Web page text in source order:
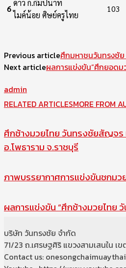
6
ดาว ก.กัมปนาท
103
ไมค์น้อย ศิษย์ครูไทย
Previous articleศึกมหาชนวันทรงชั
Next articleผลการแข่งขัน”ศึกยอดม
admin
RELATED ARTICLESMORE FROM
ศึกช้างมวยไทย วันทรงชัยสัญจร
อ.โพธาราม จ.ราชบุรี
ภาพบรรยากาศการแข่งขันชกม
ผลการแข่งขัน “ศึกช้างมวยไทย
บริษัท วันทรงชัย จำกัด
71/23 ถ.เศรษฐศิริ แขวงสามเสนใน
Contact us: